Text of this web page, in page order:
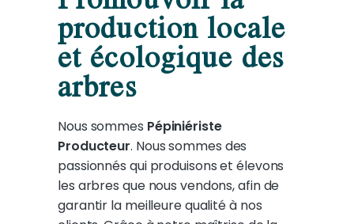
production locale
et écologique des
arbres
Nous sommes Pépiniériste
Producteur. Nous sommes des
passionnés qui produisons et élevons
les arbres que nous vendons, afin de
garantir la meilleure qualité à nos